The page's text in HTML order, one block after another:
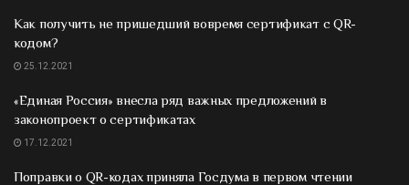
Как получить не пришедший вовремя сертификат с QR-
кодом?
25.12.2021
«Единая Россия» внесла ряд важных предложений в
законопроект о сертификатах
17.12.2021
Поправки о QR-кодах приняла Госдума в первом чтении